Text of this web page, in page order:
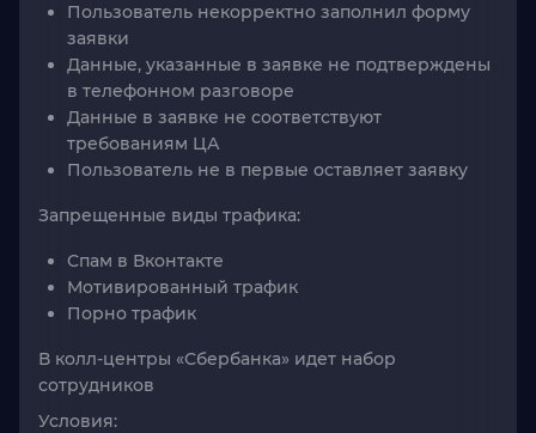
Пользователь некорректно заполнил форму
заявки
Данные, указанные в заявке не подтверждены
в телефонном разговоре
Данные в заявке не соответствуют
требованиям ЦА
Пользователь не в первые оставляет заявку
Запрещенные виды трафика:
Спам в Вконтакте
Мотивированный трафик
Порно трафик
В колл-центры «Сбербанка» идет набор
сотрудников
Условия: